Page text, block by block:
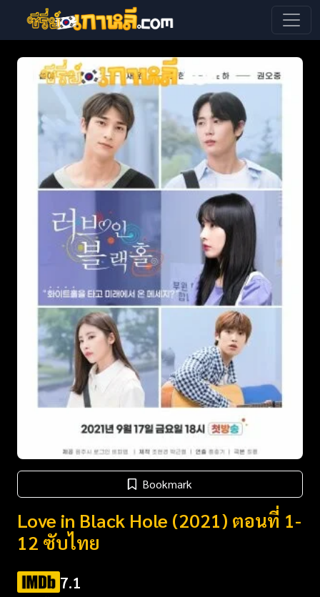
Bookmark
Love in Black Hole (2021) ตอนที่ 1-
12 ซับไทย
7.1